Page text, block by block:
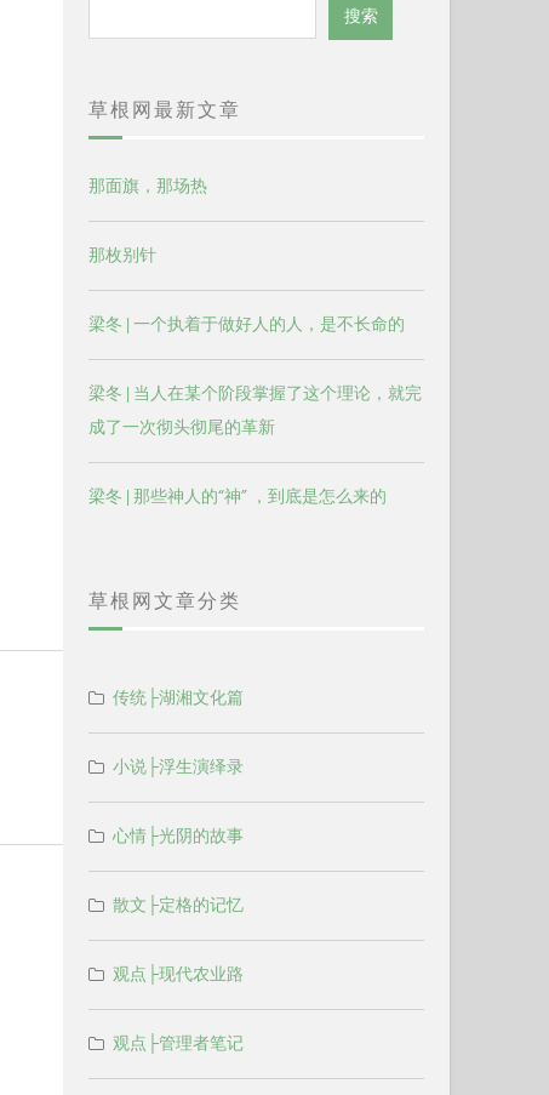
索
搜索
草根网最新文章
那面旗，那场热
那枚别针
梁冬 | 一个执着于做好人的人，是不长命的
梁冬 | 当人在某个阶段掌握了这个理论，就完
成了一次彻头彻尾的革新
梁冬 | 那些神人的“神” ，到底是怎么来的
草根网文章分类
传统├湖湘文化篇
小说├浮生演绎录
心情├光阴的故事
散文├定格的记忆
观点├现代农业路
观点├管理者笔记